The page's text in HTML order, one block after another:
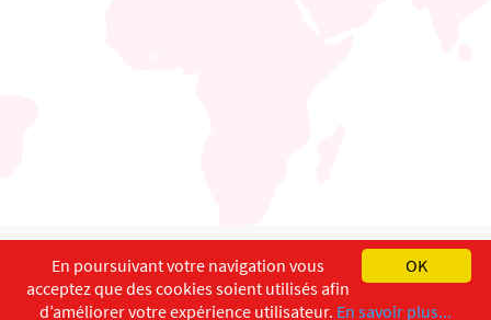
English Français
Copyright ©ISEC-AdW Impressum
OK
En poursuivant votre navigation vous
acceptez que des cookies soient utilisés afin
d’améliorer votre expérience utilisateur. En savoir plus...